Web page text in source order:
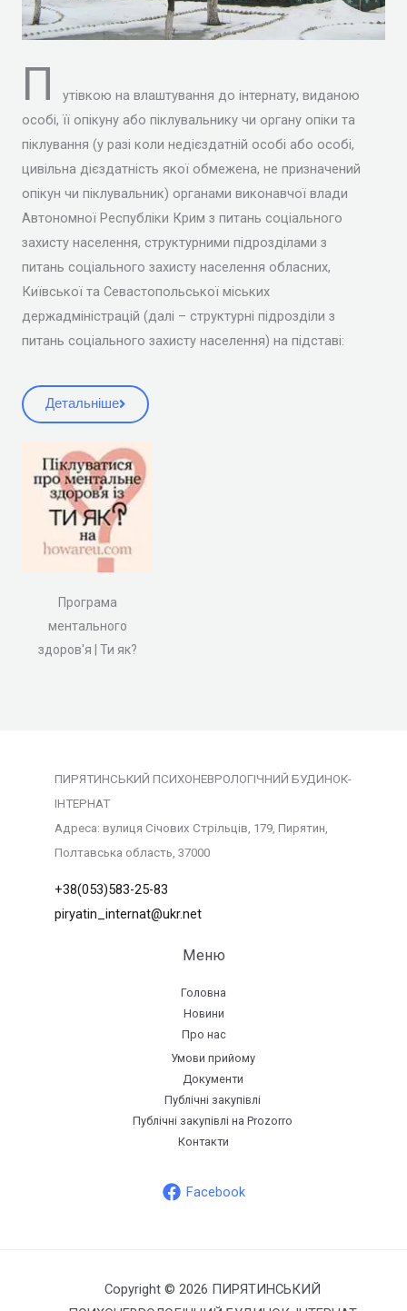
П
утівкою на влаштування до інтернату, виданою
особі, її опікуну або піклувальнику чи органу опіки та
піклування (у разі коли недієздатній особі або особі,
цивільна дієздатність якої обмежена, не призначений
опікун чи піклувальник) органами виконавчої влади
Автономної Республіки Крим з питань соціального
захисту населення, структурними підрозділами з
питань соціального захисту населення обласних,
Київської та Севастопольської міських
держадміністрацій (далі – структурні підрозділи з
питань соціального захисту населення) на підставі:
Детальніше
Програма
ментального
здоров'я | Ти як?
ПИРЯТИНСЬКИЙ ПСИХОНЕВРОЛОГІЧНИЙ БУДИНОК-
ІНТЕРНАТ
Адреса: вулиця Січових Стрільців, 179, Пирятин,
Полтавська область, 37000
+38(053)583-25-83
piryatin_internat@ukr.net
Меню
Головна
Новини
Про нас
Умови прийому
Документи
Публічні закупівлі
Публічні закупівлі на Prozorro
Контакти
Facebook
Copyright © 2026 ПИРЯТИНСЬКИЙ